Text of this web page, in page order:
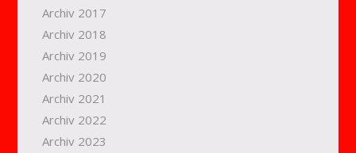
Archiv 2017
Archiv 2018
Archiv 2019
Archiv 2020
Archiv 2021
Archiv 2022
Archiv 2023